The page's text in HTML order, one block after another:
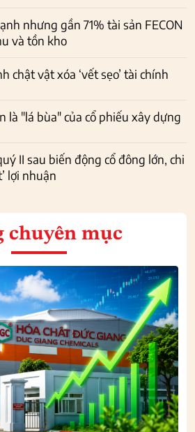
nhưng gần 71% tài sản FECON
và tồn kho
chật vật xóa ‘vết sẹo’ tài chính
là "lá bùa" của cổ phiếu xây dựng
II sau biến động cổ đông lớn, chi
lợi nhuận
chuyên mục